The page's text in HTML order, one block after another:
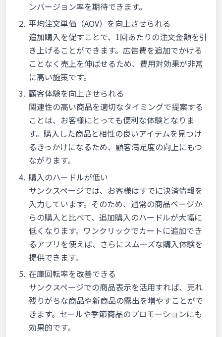
ンバージョン率を期待できます。
平均注文単価（AOV）を向上させられる
追加購入を促すことで、1回あたりの注文金額を引
き上げることができます。広告費を追加でかける
ことなく売上を伸ばせるため、費用対効果が非常
に高い施策です。
顧客体験を向上させられる
関連性の高い商品を適切なタイミングで提案する
ことは、お客様にとっても便利な体験となりま
す。購入した商品と相性の良いアイテムを見つけ
るきっかけになるため、顧客満足度の向上にもつ
ながります。
購入のハードルが低い
サンクスページでは、お客様はすでに決済情報を
入力しています。そのため、通常の商品ページか
らの購入と比べて、追加購入のハードルが大幅に
低くなります。ワンクリックでカートに追加でき
るアプリを使えば、さらにスムーズな購入体験を
提供できます。
在庫回転率を改善できる
サンクスページでの商品表示を活用すれば、売れ
残りがちな商品や新商品の露出を増やすことがで
きます。セールや季節商品のプロモーションにも
効果的です。